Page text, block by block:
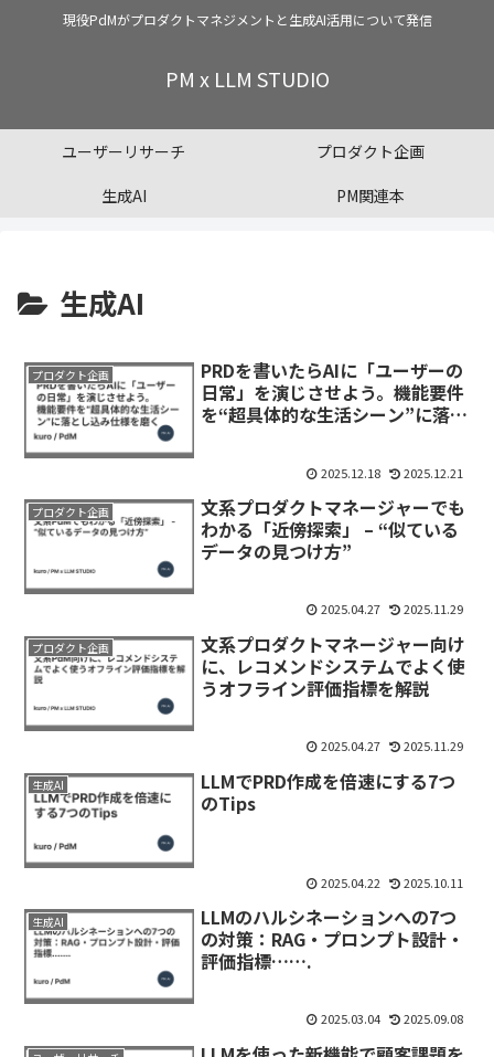
現役PdMがプロダクトマネジメントと生成AI活用について発信
PM x LLM STUDIO
ユーザーリサーチ
プロダクト企画
生成AI
PM関連本
生成AI
プロダクト企画
PRDを書いたらAIに「ユーザーの
日常」を演じさせよう。機能要件
を“超具体的な生活シーン”に落と
2025.12.18 2025.12.21
プロダクト企画
文系プロダクトマネージャーでも
わかる「近傍探索」 – “似ている
データの見つけ方”
2025.04.27 2025.11.29
プロダクト企画
文系プロダクトマネージャー向け
に、レコメンドシステムでよく使
うオフライン評価指標を解説
2025.04.27 2025.11.29
生成AI
LLMでPRD作成を倍速にする7つ
のTips
2025.04.22 2025.10.11
生成AI
LLMのハルシネーションへの7つ
の対策：RAG・プロンプト設計・
評価指標…….
2025.03.04 2025.09.08